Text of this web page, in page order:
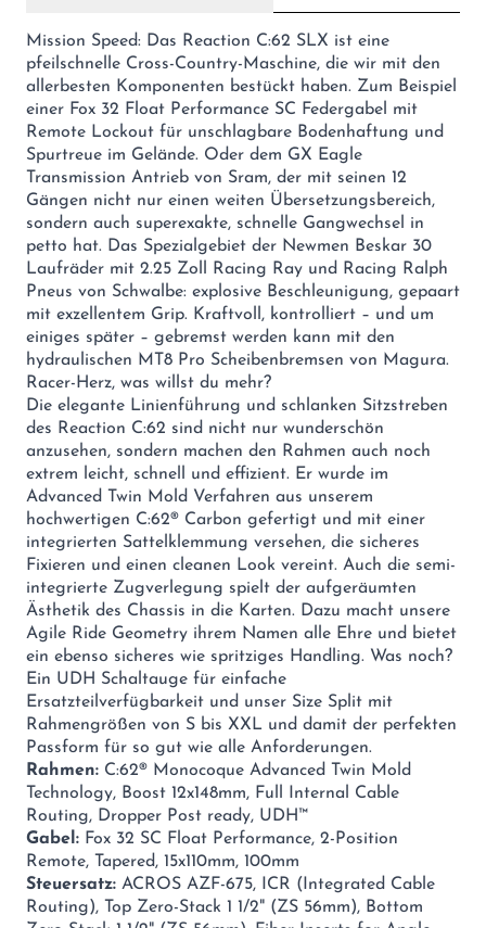
Mission Speed: Das Reaction C:62 SLX ist eine
pfeilschnelle Cross-Country-Maschine, die wir mit den
allerbesten Komponenten bestückt haben. Zum Beispiel
einer Fox 32 Float Performance SC Federgabel mit
Remote Lockout für unschlagbare Bodenhaftung und
Spurtreue im Gelände. Oder dem GX Eagle
Transmission Antrieb von Sram, der mit seinen 12
Gängen nicht nur einen weiten Übersetzungsbereich,
sondern auch superexakte, schnelle Gangwechsel in
petto hat. Das Spezialgebiet der Newmen Beskar 30
Laufräder mit 2.25 Zoll Racing Ray und Racing Ralph
Pneus von Schwalbe: explosive Beschleunigung, gepaart
mit exzellentem Grip. Kraftvoll, kontrolliert – und um
einiges später – gebremst werden kann mit den
hydraulischen MT8 Pro Scheibenbremsen von Magura.
Racer-Herz, was willst du mehr?
Die elegante Linienführung und schlanken Sitzstreben
des Reaction C:62 sind nicht nur wunderschön
anzusehen, sondern machen den Rahmen auch noch
extrem leicht, schnell und effizient. Er wurde im
Advanced Twin Mold Verfahren aus unserem
hochwertigen C:62® Carbon gefertigt und mit einer
integrierten Sattelklemmung versehen, die sicheres
Fixieren und einen cleanen Look vereint. Auch die semi-
integrierte Zugverlegung spielt der aufgeräumten
Ästhetik des Chassis in die Karten. Dazu macht unsere
Agile Ride Geometry ihrem Namen alle Ehre und bietet
ein ebenso sicheres wie spritziges Handling. Was noch?
Ein UDH Schaltauge für einfache
Ersatzteilverfügbarkeit und unser Size Split mit
Rahmengrößen von S bis XXL und damit der perfekten
Passform für so gut wie alle Anforderungen.
Rahmen: C:62® Monocoque Advanced Twin Mold
Technology, Boost 12x148mm, Full Internal Cable
Routing, Dropper Post ready, UDH™
Gabel: Fox 32 SC Float Performance, 2-Position
Remote, Tapered, 15x110mm, 100mm
Steuersatz: ACROS AZF-675, ICR (Integrated Cable
Routing), Top Zero-Stack 1 1/2" (ZS 56mm), Bottom